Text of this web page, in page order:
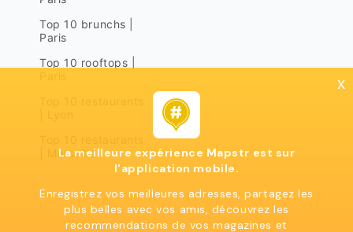
Top 10 brunchs |
Paris
Top 10 rooftops |
| Marseille
x
La meilleure expérience Mapstr est sur
l'application mobile.
Enregistrez vos meilleures adresses, partagez les
plus belles avec vos amis, découvrez les
recommendations de vos magazines et